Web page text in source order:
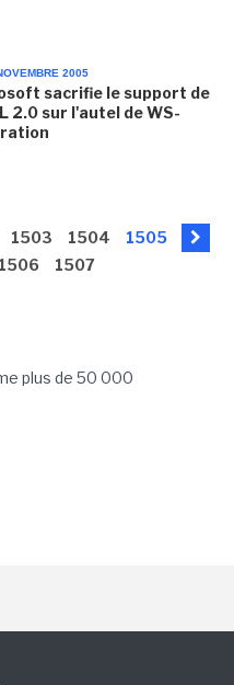
2005
sacrifie le support de
2.0 sur l'autel de WS-
1503 1504
1505
1506
1507
plus de 50 000